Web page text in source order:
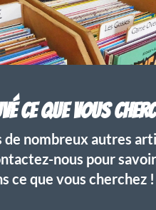
CE QUE VOUS
de nombreux autres
nous pour
ce que vous cherchez !